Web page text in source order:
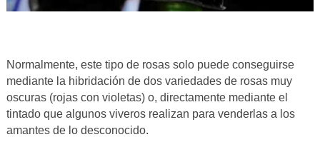
Normalmente, este tipo de rosas solo puede conseguirse
mediante la hibridación de dos variedades de rosas muy
oscuras (rojas con violetas) o, directamente mediante el
tintado que algunos viveros realizan para venderlas a los
amantes de lo desconocido.